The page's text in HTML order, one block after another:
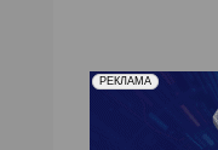
РЕКЛАМА